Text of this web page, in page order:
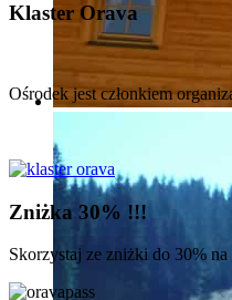
Klaster Orava
Ośrodek jest członkiem
Zniżka 30% !!!
Skorzystaj ze zniżki do 30%